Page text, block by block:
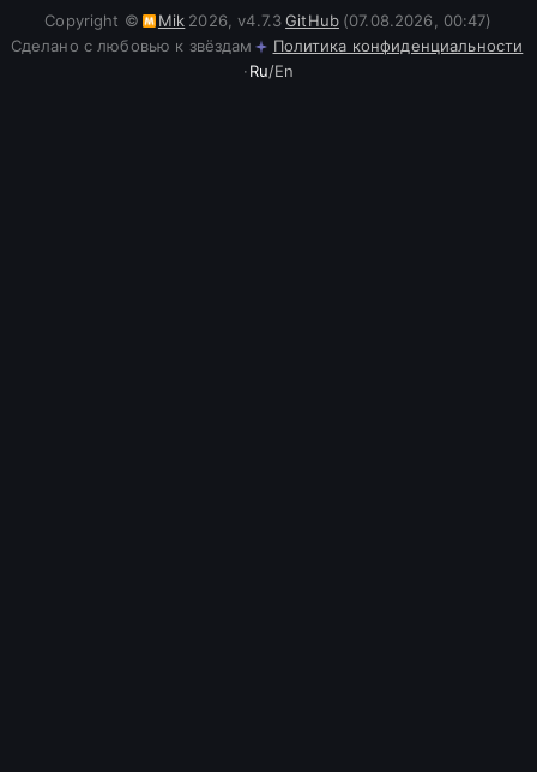
Copyright © Mik 2026 v4.7.3GitHub (07.08.2026, 00:47)
Сделано с любовью к звёздам
Политика конфиденциальности
·Ru/En